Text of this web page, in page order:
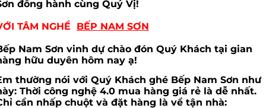
đồng hành cùng Quý Vị!
TÂM NGHỀ BẾP NAM SƠN
Nam Sơn vinh dự chào đón Quý Khách tại gian
hữu duyên hôm nay ạ!
thường nói với Quý Khách ghé Bếp Nam Sơn như
Thời công nghệ 4.0 mua hàng giá rẻ là dễ nhất.
cần nhấp chuột và đặt hàng là về tận nhà: